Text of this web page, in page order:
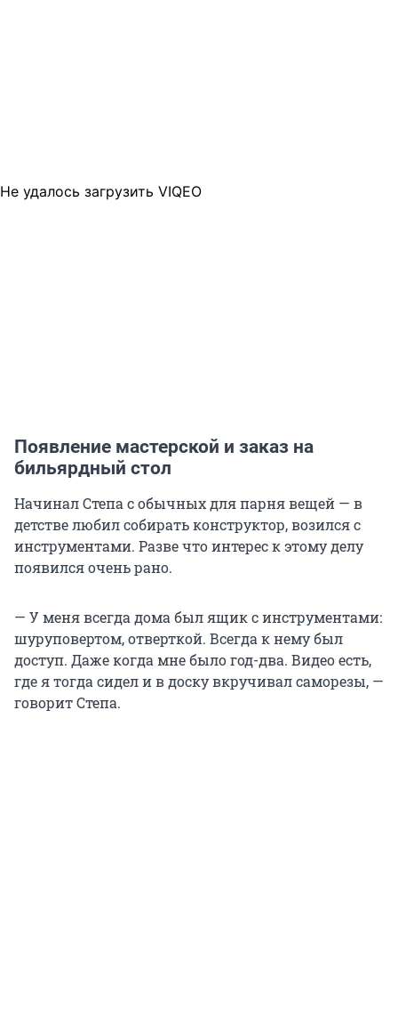
Не удалось загрузить VIQEO
Появление мастерской и заказ на
бильярдный стол
Начинал Степа с обычных для парня вещей — в
детстве любил собирать конструктор, возился с
инструментами. Разве что интерес к этому делу
появился очень рано.
— У меня всегда дома был ящик с инструментами:
шуруповертом, отверткой. Всегда к нему был
доступ. Даже когда мне было год-два. Видео есть,
где я тогда сидел и в доску вкручивал саморезы, —
говорит Степа.